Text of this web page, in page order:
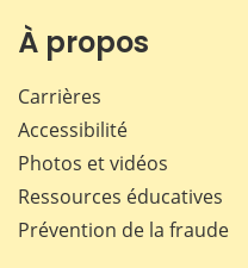
À propos
Carrières
Accessibilité
Photos et vidéos
Ressources éducatives
Prévention de la fraude